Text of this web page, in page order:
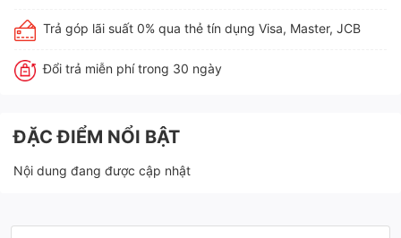
Trả góp lãi suất 0% qua thẻ tín dụng Visa, Master, JCB
Đổi trả miễn phí trong 30 ngày
ĐẶC ĐIỂM NỔI BẬT
Nội dung đang được cập nhật